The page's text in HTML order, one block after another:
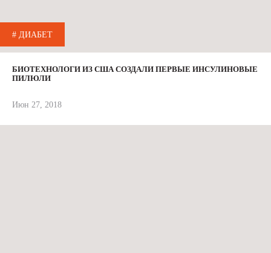
# ДИАБЕТ
БИОТЕХНОЛОГИ ИЗ США СОЗДАЛИ ПЕРВЫЕ ИНСУЛИНОВЫЕ
ПИЛЮЛИ
Июн 27, 2018